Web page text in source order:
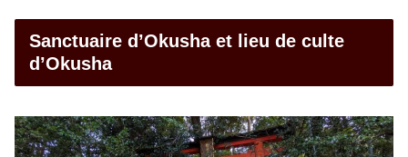
Sanctuaire d’Okusha et lieu de culte
d’Okusha